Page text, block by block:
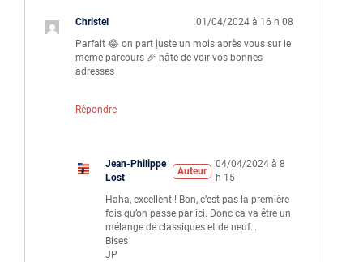
Christel
01/04/2024 à 16 h 08
Parfait 😂 on part juste un mois après vous sur le
meme parcours 🎉 hâte de voir vos bonnes
adresses
Répondre
Jean-Philippe
Lost
Auteur
04/04/2024 à 8
h 15
Haha, excellent ! Bon, c’est pas la première
fois qu’on passe par ici. Donc ca va être un
mélange de classiques et de neuf…
Bises
JP